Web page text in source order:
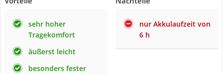
sehr hoher
Tragekomfort
äußerst leicht
besonders fester
nur Akkulaufzeit von
6 h